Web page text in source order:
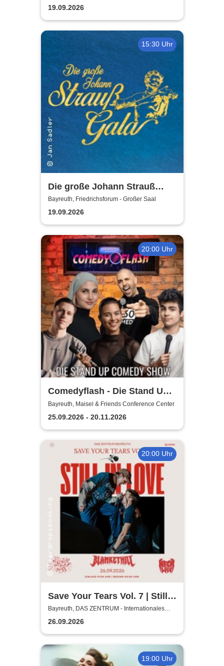
19.09.2026
15:30 Uhr
Die große Johann Strauß
Gala - unsterbliche Arien &
Duette der Strauß Familie
Bayreuth, Friedrichsforum - Großer Saal
19.09.2026
20:00 Uhr
Comedyflash - Die Stand Up
Comedy Show
Bayreuth, Maisel & Friends Conference Center
25.09.2026 - 20.11.2026
20:00 Uhr
Save Your Tears Vol. 7 | Still
in Love, Blanket Hill,
Necklock, Glass Out
Bayreuth, DAS ZENTRUM - Internationales
Jugendkulturzentrum Bayreuth
26.09.2026
19:00 Uhr